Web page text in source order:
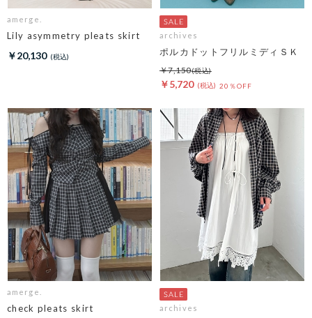
amerge.
Lily asymmetry pleats skirt
￥20,130
archives
ポルカドットフリルミディＳＫ
￥5,720 20％OFF
￥7,150
amerge.
check pleats skirt archives